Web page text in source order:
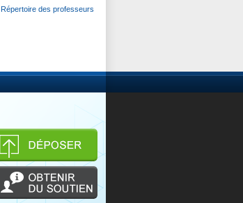
Répertoire des professeurs